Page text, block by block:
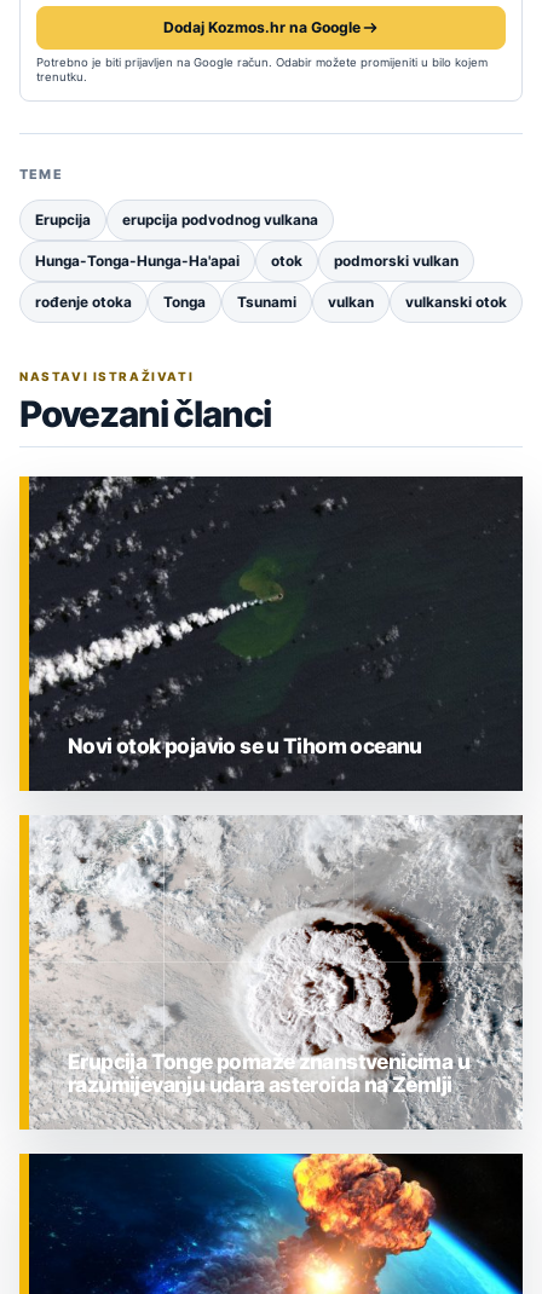
Dodaj Kozmos.hr na Google
Potrebno je biti prijavljen na Google račun. Odabir možete promijeniti u bilo kojem
trenutku.
TEME
Erupcija erupcija podvodnog vulkana
Hunga-Tonga-Hunga-Ha'apai otok podmorski vulkan
rođenje otoka Tonga Tsunami vulkan vulkanski otok
NASTAVI ISTRAŽIVATI
Povezani članci
ZNANOST
Novi otok pojavio se u Tihom oceanu
Erupcija Tonge pomaže znanstvenicima u
razumijevanju udara asteroida na Zemlji